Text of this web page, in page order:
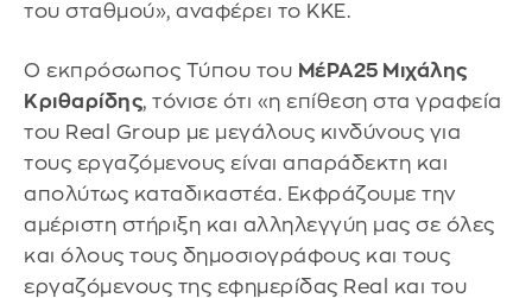
του σταθμού», αναφέρει το ΚΚΕ.
Ο εκπρόσωπος Τύπου του ΜέΡΑ25 Μιχάλης
Κριθαρίδης, τόνισε ότι «η επίθεση στα γραφεία
του Real Group με μεγάλους κινδύνους για
τους εργαζόμενους είναι απαράδεκτη και
απολύτως καταδικαστέα. Εκφράζουμε την
αμέριστη στήριξη και αλληλεγγύη μας σε όλες
και όλους τους δημοσιογράφους και τους
εργαζόμενους της εφημερίδας Real και του